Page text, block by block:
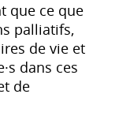
que ce que
palliatifs,
de vie et
dans ces
de